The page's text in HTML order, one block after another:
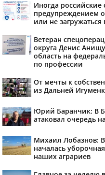
Иногда российские
предупреждением
или не загружаться
Ветеран
округа Денис
область на
по профессии
От мечты к
из Дальней
Юрий Баранчик: В
атаковал очередь
Михаил Лобазнов:
началась
наших аграриев